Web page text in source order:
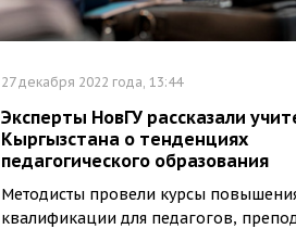
27 декабря 2022 года, 13:44
Эксперты НовГУ рассказали
Кыргызстана о тенденциях
педагогического образования
Методисты провели курсы
квалификации для педагогов,